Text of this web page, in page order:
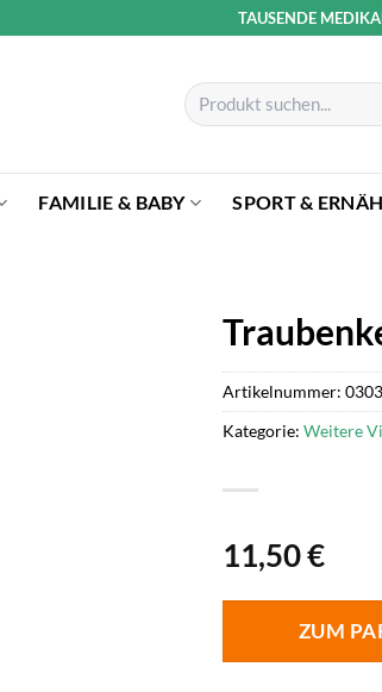
TAUSENDE
Suchen
nach:
FAMILIE & BABY SPORT &
11,50€
ZUM
Artikelnummer:
Kategorie: Weitere